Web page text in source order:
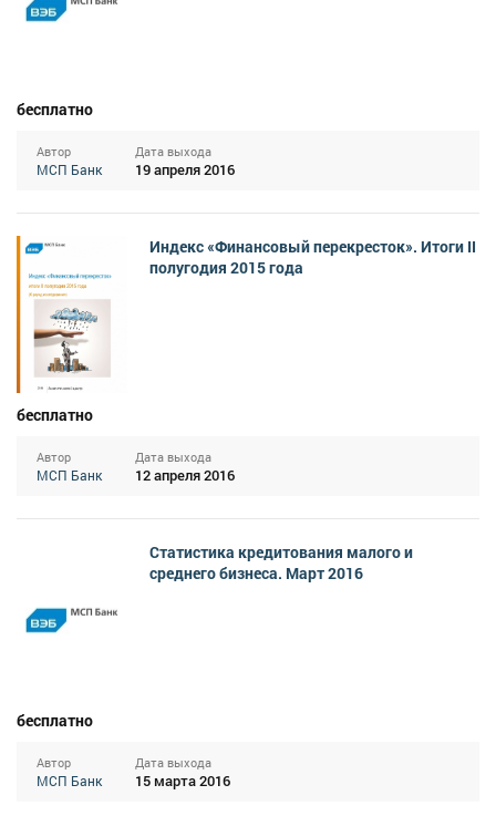
бесплатно
Автор
МСП Банк
Дата выхода
19 апреля 2016
Индекс «Финансовый перекресток». Итоги II
полугодия 2015 года
бесплатно
Автор
МСП Банк
Дата выхода
12 апреля 2016
Статистика кредитования малого и
среднего бизнеса. Март 2016
бесплатно
Автор
МСП Банк
Дата выхода
15 марта 2016